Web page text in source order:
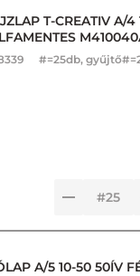
T-CREATIV A/4
#=25db,
A/5 10-50 50ÍV